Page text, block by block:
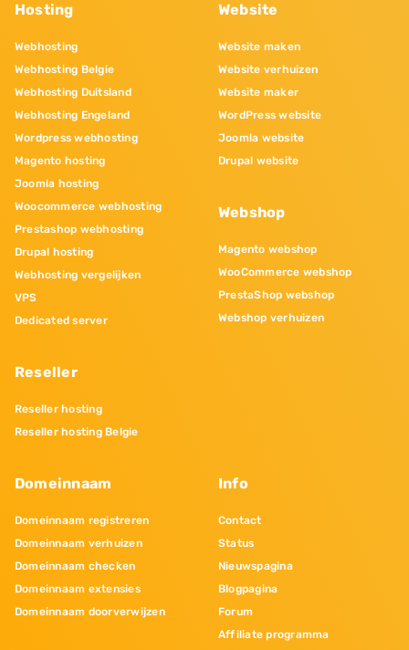
Hosting
Webhosting
Webhosting Belgie
Webhosting Duitsland
Webhosting Engeland
Wordpress webhosting
Magento hosting
Joomla hosting
Woocommerce webhosting
Prestashop webhosting
Drupal hosting
Webhosting vergelijken
VPS
Dedicated server
Reseller
Reseller hosting
Reseller hosting Belgie
Website
Website maken
Website verhuizen
Website maker
WordPress website
Joomla website
Drupal website
Webshop
Magento webshop
WooCommerce webshop
PrestaShop webshop
Webshop verhuizen
Domeinnaam
Domeinnaam registreren
Domeinnaam verhuizen
Domeinnaam checken
Domeinnaam extensies
Domeinnaam doorverwijzen
Info
Contact
Status
Nieuwspagina
Blogpagina
Forum
Affiliate programma